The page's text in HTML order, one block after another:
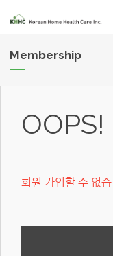
Membership
OOPS!
회원 가입할 수 없